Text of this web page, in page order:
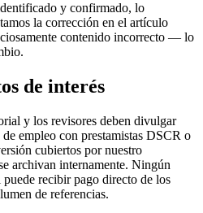
y confirmado, lo
la corrección en el artículo
contenido incorrecto — lo
de interés
y los revisores deben divulgar
empleo con prestamistas DSCR o
cubiertos por nuestro
archivan internamente. Ningún
recibir pago directo de los
de referencias.